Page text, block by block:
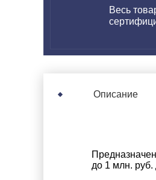
Весь
Описание
до 1 млн.